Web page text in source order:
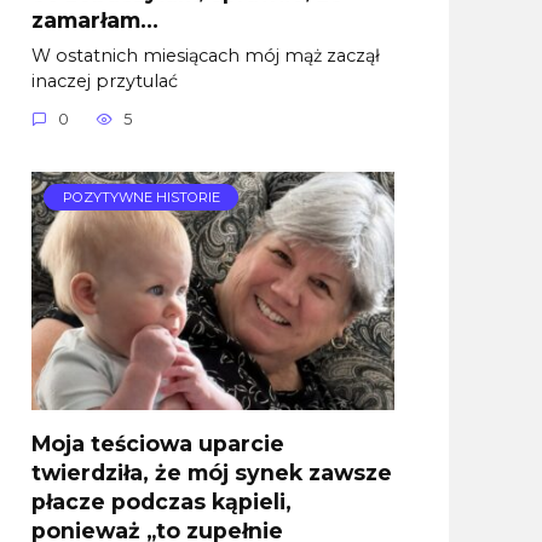
zamarłam…
W ostatnich miesiącach mój mąż zaczął
inaczej przytulać
0 5
POZYTYWNE HISTORIE
Moja teściowa uparcie
twierdziła, że mój synek zawsze
płacze podczas kąpieli,
ponieważ „to zupełnie